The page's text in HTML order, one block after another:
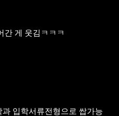
간 게 웃김ㅋㅋㅋ
과 입학서류전형으로 쌉가능